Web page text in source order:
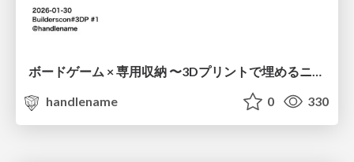
ボードゲーム × 専用収納 〜3Dプリントで埋めるニッチな隙間〜 / Board Games × Custom Storage
handlename
0 330